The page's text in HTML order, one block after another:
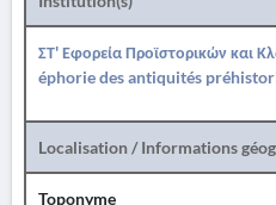
ΣΤ' Εφορεία Προϊστορικών και
éphorie des antiquités
Localisation / Informations
Toponyme